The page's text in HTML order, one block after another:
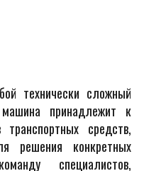
технически сложный
принадлежит к
средств,
решения конкретных
специалистов,